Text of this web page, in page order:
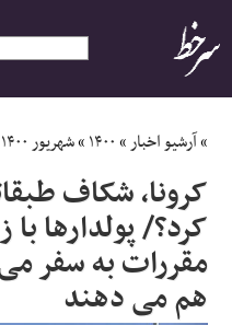
ایران
سیاسی
اقتصاد
ورزشی
»آرشیو اخبار»۱۴۰۰»شهریور ۱۴۰۰
کرونا، شکاف
کرد؟/ پولدارها
مقررات به سفر
هم می دهند